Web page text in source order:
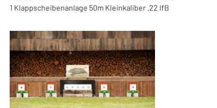
1 Klappscheibenanlage 50m Kleinkaliber .22 IfB